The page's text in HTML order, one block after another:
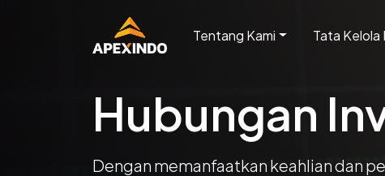
Tentang Kami Tata Kelola
Hubungan
Dengan memanfaatkan keahlian dan